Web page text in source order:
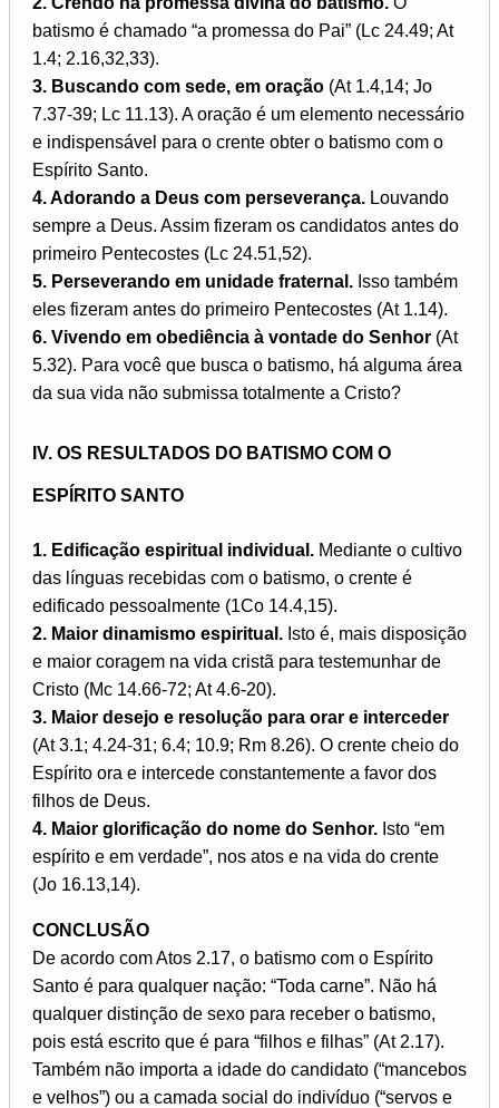
batismo é chamado “a promessa do Pai” (Lc 24.49; At
1.4; 2.16,32,33).
3. Buscando com sede, em oração (At 1.4,14; Jo
7.37-39; Lc 11.13). A oração é um elemento necessário
e indispensável para o crente obter o batismo com o
Espírito Santo.
4. Adorando a Deus com perseverança. Louvando
sempre a Deus. Assim fizeram os candidatos antes do
primeiro Pentecostes (Lc 24.51,52).
5. Perseverando em unidade fraternal. Isso também
eles fizeram antes do primeiro Pentecostes (At 1.14).
6. Vivendo em obediência à vontade do Senhor (At
5.32). Para você que busca o batismo, há alguma área
da sua vida não submissa totalmente a Cristo?
IV. OS RESULTADOS DO BATISMO COM O
ESPÍRITO SANTO
1. Edificação espiritual individual. Mediante o cultivo
das línguas recebidas com o batismo, o crente é
edificado pessoalmente (1Co 14.4,15).
2. Maior dinamismo espiritual. Isto é, mais disposição
e maior coragem na vida cristã para testemunhar de
Cristo (Mc 14.66-72; At 4.6-20).
3. Maior desejo e resolução para orar e interceder
(At 3.1; 4.24-31; 6.4; 10.9; Rm 8.26). O crente cheio do
Espírito ora e intercede constantemente a favor dos
filhos de Deus.
4. Maior glorificação do nome do Senhor. Isto “em
espírito e em verdade”, nos atos e na vida do crente
(Jo 16.13,14).
CONCLUSÃO
De acordo com Atos 2.17, o batismo com o Espírito
Santo é para qualquer nação: “Toda carne”. Não há
qualquer distinção de sexo para receber o batismo,
pois está escrito que é para “filhos e filhas” (At 2.17).
Também não importa a idade do candidato (“mancebos
e velhos”) ou a camada social do indivíduo (“servos e